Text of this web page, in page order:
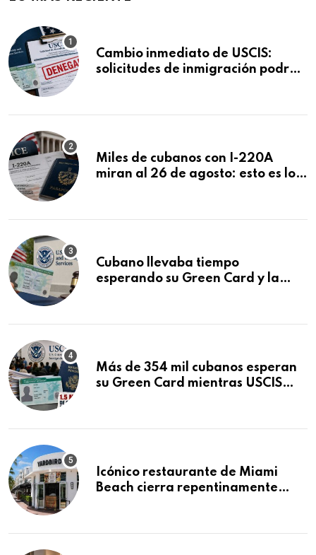
Cambio inmediato de USCIS:
solicitudes de inmigración podrán
Miles de cubanos con I-220A
miran al 26 de agosto: esto es lo
Cubano llevaba tiempo
esperando su Green Card y la
Más de 354 mil cubanos esperan
su Green Card mientras USCIS
Icónico restaurante de Miami
Beach cierra repentinamente